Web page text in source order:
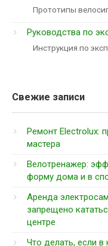
Прототипы
Руководства по
Инструкция по
Свежие записи
Ремонт Electrolux:
мастера
Велотренажер:
форму дома и в
Аренда
запрещено
центре
Что делать, если в